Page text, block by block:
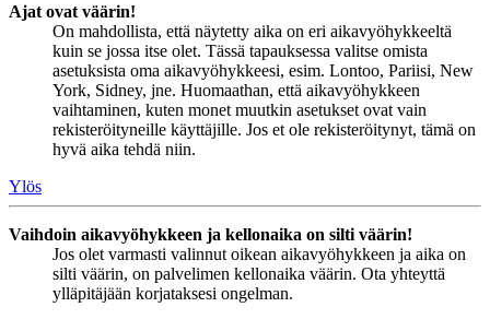
Ajat ovat väärin!
On mahdollista, että näytetty aika on eri aikavyöhykkeeltä
kuin se jossa itse olet. Tässä tapauksessa valitse omista
asetuksista oma aikavyöhykkeesi, esim. Lontoo, Pariisi, New
York, Sidney, jne. Huomaathan, että aikavyöhykkeen
vaihtaminen, kuten monet muutkin asetukset ovat vain
rekisteröityneille käyttäjille. Jos et ole rekisteröitynyt, tämä on
hyvä aika tehdä niin.
Ylös
Vaihdoin aikavyöhykkeen ja kellonaika on silti väärin!
Jos olet varmasti valinnut oikean aikavyöhykkeen ja aika on
silti väärin, on palvelimen kellonaika väärin. Ota yhteyttä
ylläpitäjään korjataksesi ongelman.